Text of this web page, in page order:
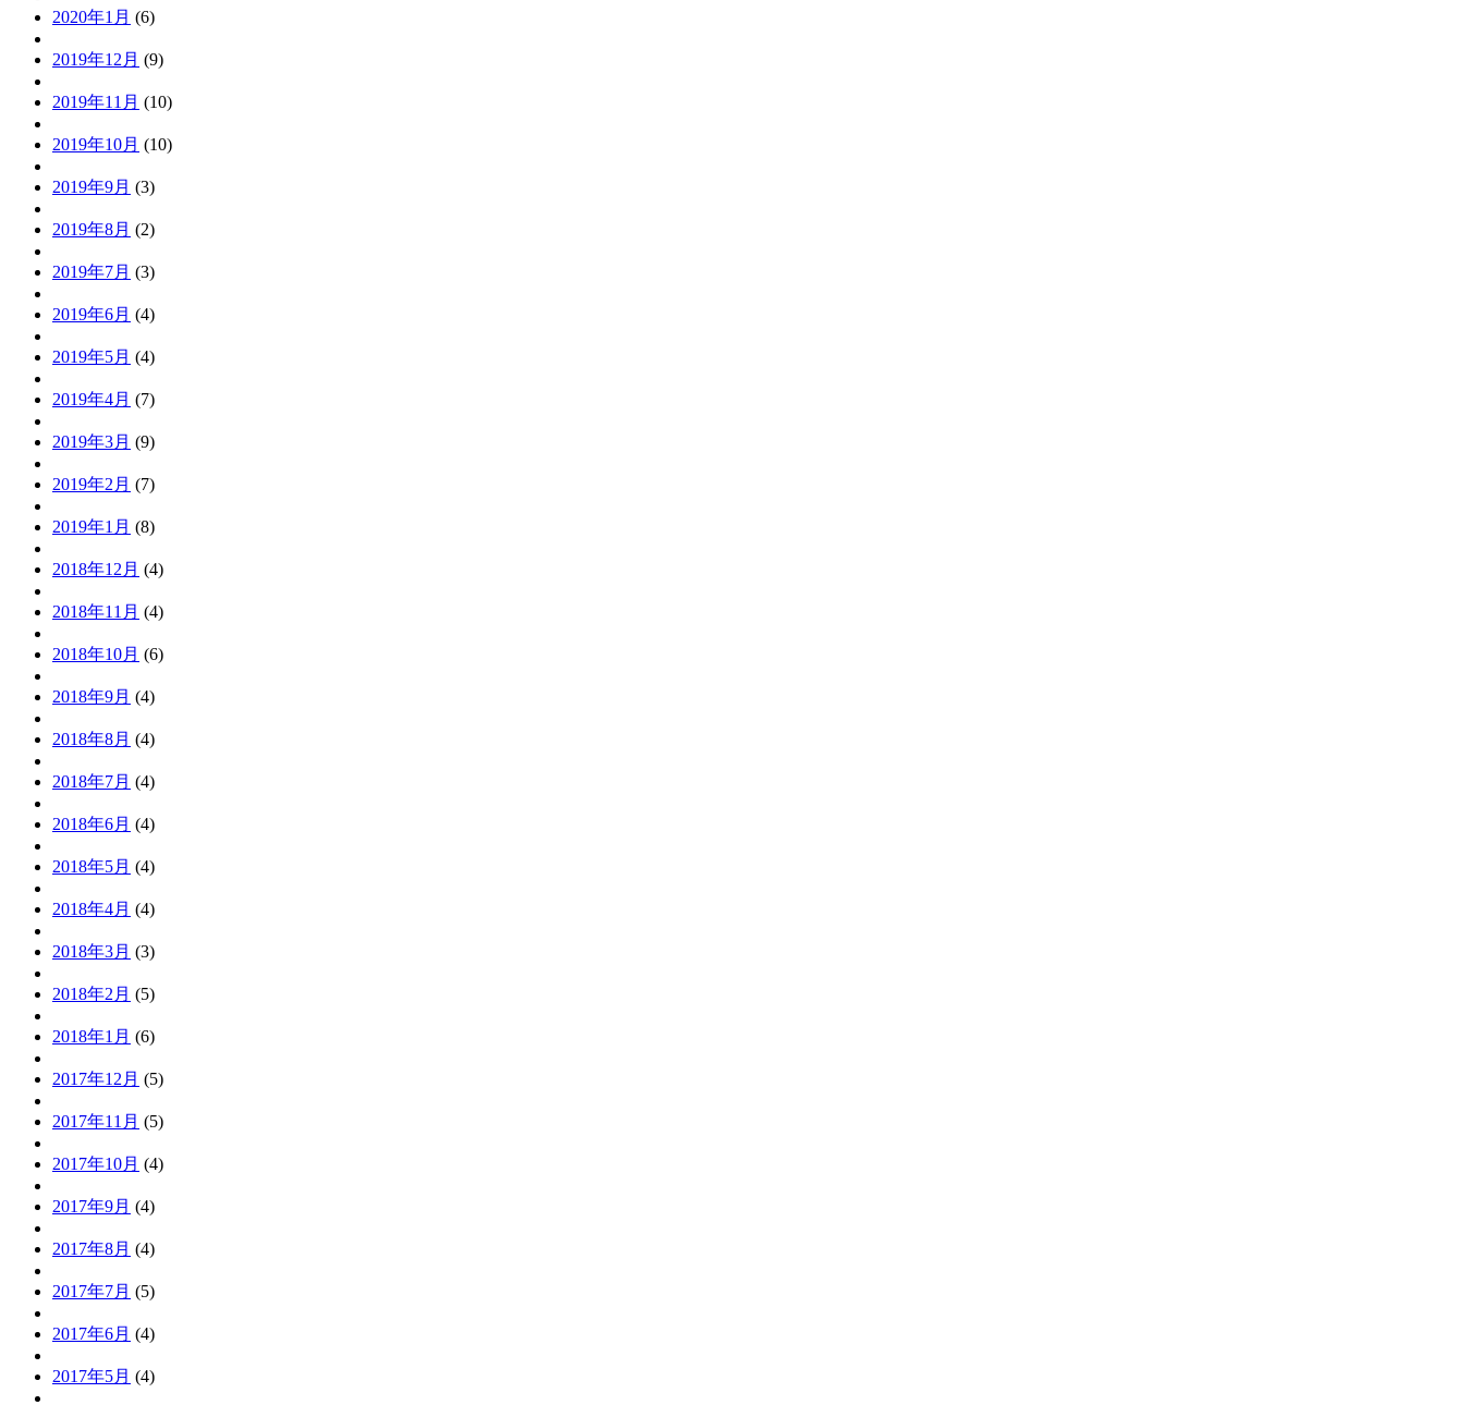
2020年1月 (6)
2019年12月 (9)
2019年11月 (10)
2019年10月 (10)
2019年9月 (3)
2019年8月 (2)
2019年7月 (3)
2019年6月 (4)
2019年5月 (4)
2019年4月 (7)
2019年3月 (9)
2019年2月 (7)
2019年1月 (8)
2018年12月 (4)
2018年11月 (4)
2018年10月 (6)
2018年9月 (4)
2018年8月 (4)
2018年7月 (4)
2018年6月 (4)
2018年5月 (4)
2018年4月 (4)
2018年3月 (3)
2018年2月 (5)
2018年1月 (6)
2017年12月 (5)
2017年11月 (5)
2017年10月 (4)
2017年9月 (4)
2017年8月 (4)
2017年7月 (5)
2017年6月 (4)
2017年5月 (4)